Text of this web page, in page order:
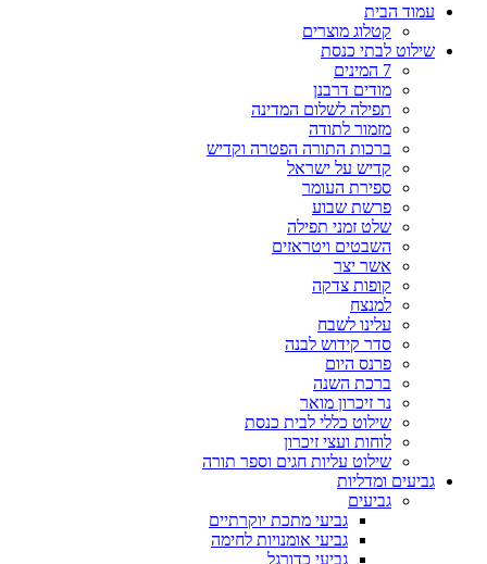
עמוד הבית
קטלוג מוצרים
שילוט לבתי כנסת
7 המינים
מודים דרבנן
תפילה לשלום המדינה
מזמור לתודה
ברכות התורה הפטרה וקדיש
קדיש על ישראל
ספירת העומר
פרשת שבוע
שלט זמני תפילה
השבטים ויטראזים
אשר יצר
קופות צדקה
למנצח
עלינו לשבח
סדר קידוש לבנה
פרנס היום
ברכת השנה
נר זיכרון מואר
שילוט כללי לבית כנסת
לוחות ועצי זיכרון
שילוט עליות חגים וספר תורה
גביעים ומדליות
גביעים
גביעי מתכת יוקרתיים
גביעי אומנויות לחימה
גביעי כדורגל